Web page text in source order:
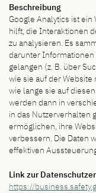
Beschreibung
Google Analytics ist
hilft, die Interaktionen
zu analysieren. Es
darunter Informationen
gelangen (z. B. über
wie sie auf der
wie lange sie auf
werden dann in
in das Nutzerverhalten
ermöglichen, ihre
verbessern. Die Daten
effektiven
Link zur
https://